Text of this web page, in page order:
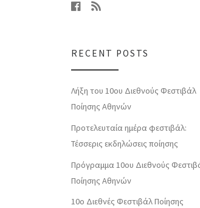
RECENT POSTS
Λήξη του 10ου Διεθνούς Φεστιβάλ
Ποίησης Αθηνών
Προτελευταία ημέρα φεστιβάλ:
Τέσσερις εκδηλώσεις ποίησης
Πρόγραμμα 10ου Διεθνούς
Ποίησης Αθηνών
10o Διεθνές Φεστιβάλ Ποίησης